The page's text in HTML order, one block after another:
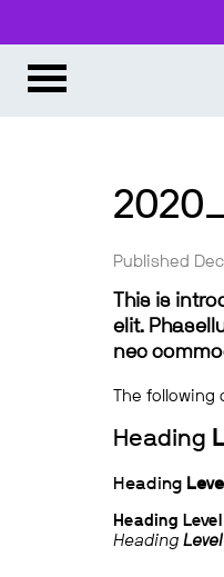
Published
This is
elit.
nec
The
Heading
Heading
Heading
Heading